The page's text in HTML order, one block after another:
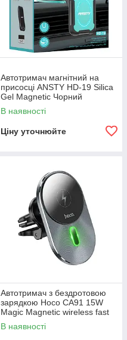
Автотримач магнітний на
присосці ANSTY HD-19 Silica
Gel Magnetic Чорний
В наявності
Ціну уточнюйте
Автотримач з бездротовою
зарядкою Hoco CA91 15W
Magic Magnetic wireless fast
charging Grey (Сірий)
В наявності